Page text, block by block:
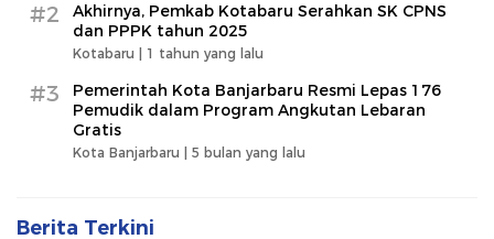
#2
Akhirnya, Pemkab Kotabaru Serahkan SK CPNS
dan PPPK tahun 2025
Kotabaru | 1 tahun yang lalu
#3
Pemerintah Kota Banjarbaru Resmi Lepas 176
Pemudik dalam Program Angkutan Lebaran
Gratis
Kota Banjarbaru | 5 bulan yang lalu
Berita Terkini